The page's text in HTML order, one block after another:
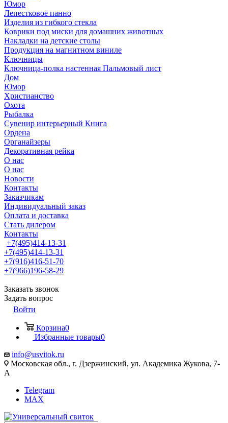
Юмор
Лепестковое панно
Изделия из гибкого стекла
Коврики под миски для домашних животных
Накладки на детские столы
Продукция на магнитном виниле
Ключницы
Ключница-полка настенная Пальмовый лист
Дом
Юмор
Христианство
Охота
Рыбалка
Сувенир интерьерный Книга
Ордена
Органайзеры
Декоративная рейка
О нас
О нас
Новости
Контакты
Заказчикам
Индивидуальный заказ
Оплата и доставка
Стать дилером
Контакты
+7(495)414-13-31
+7(495)414-13-31
+7(916)416-51-70
+7(966)196-58-29
Заказать звонок
Задать вопрос
Войти
Корзина0
Избранные товары0
info@usvitok.ru
Московская обл., г. Дзержинский, ул. Академика Жукова, 7-
А
Telegram
MAX